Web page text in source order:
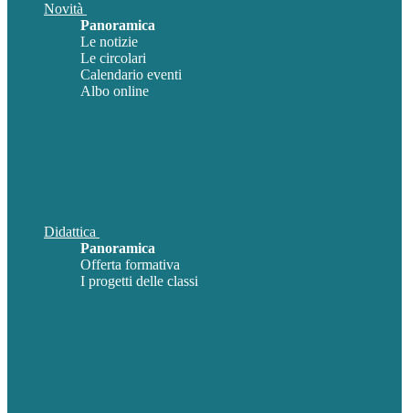
Novità
Panoramica
Le notizie
Le circolari
Calendario eventi
Albo online
Didattica
Panoramica
Offerta formativa
I progetti delle classi